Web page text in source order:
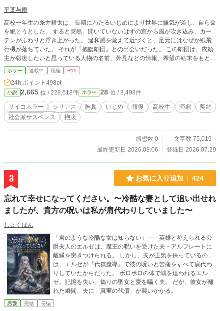
平葉与雨
高校一年生の糸井耕太は、長期にわたるいじめにより世界に嫌気が差し、自ら命
を絶とうとした。 すると突然、開いていないはずの窓から風が吹き込み、カー
テンがふわりと浮き上がった。 違和感を覚えて近づくと、足元にはなぜか紙飛
行機が落ちていた。 それが『抱腹劇団』との出会いだった。 この劇団は、依頼
主が報復したいと思っている人物の名前、外見などの情報、希望の結末をもとに
演劇を創作してくれる。そして、依頼主はその演劇を観ることで擬似的に報復を
体験できる。あくまで目的は抱腹すること。 契約期間は一か月。期間中は完全
無料で何度でも依頼可能となっている。 最初はただの劇だと思っていたが、の
ちに観たものが現実に起きていると判明する。 事実を知った耕太は恐怖を覚
え、劇団との関係を続けるのか迷う。しかし、神様が最後に与えてくれた娯楽と
思い、依頼を続けることにする。 そして、抱腹のための報復が、自分も周りも
変えていく……。 ※注意書き この物語はフィクションであり、個人や団体、事
行為を容認・推奨するものではありません。 念のためセルフレイティングを設
定していますが、過剰な表現はしていないつもりです。苦手な方はお気をつけく
していた完結済みの長編です。
ホラー 連載中 長編 R15
24h.ポイント 498pt
小説 2,665 位 / 228,618件 ホラー 28 位 / 8,498件
サイコホラー シリアス 胸糞 いじめ 報復 高校生 演劇
契約
社会派サスペンス
抱腹
感想数 0
文字数 75,019
最終更新日 2026.08.06
登録日 2026.07.29
3 お気に入り追加 424
忘れて幸せになってください。〜冷酷な妻として追い出せれ
ましたが、貴方の呪いは私が肩代わりしていました〜
しょくぱん
「君のような冷酷な女は知らない」――英雄と称えられる公
爵夫人のエルゼは、魔王の呪いを受けた夫・アルフレートに
離縁を突きつけられる。 しかし、夫が正気を保っているの
は、エルゼが『代償魔導』で彼の呪いと苦痛をすべて肩代わ
りしていたからだった。 ボロボロの体で城を追われるエル
ゼ。記憶を失い、偽りの聖女と愛を囁く夫。 だが、彼女が離
れた瞬間、夫に「真実の代償」が襲いかかる。
恋愛 完結 長編